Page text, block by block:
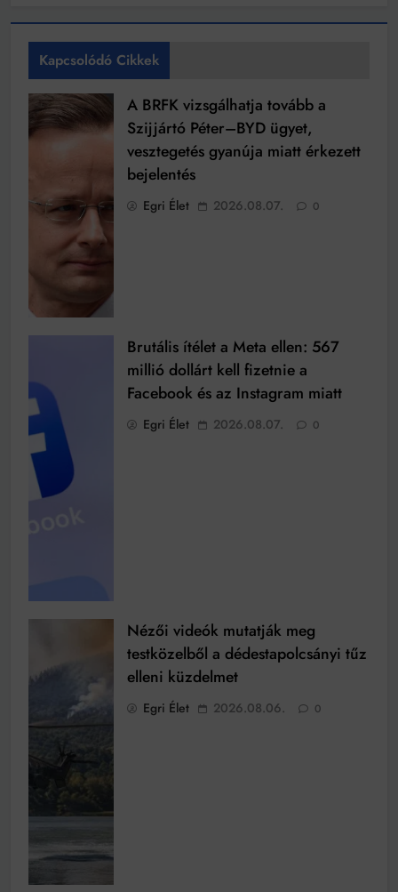
Kapcsolódó Cikkek
A BRFK vizsgálhatja tovább a
Szijjártó Péter–BYD ügyet,
vesztegetés gyanúja miatt érkezett
bejelentés
Egri Élet 2026.08.07. 0
Brutális ítélet a Meta ellen: 567
millió dollárt kell fizetnie a
Facebook és az Instagram miatt
Egri Élet 2026.08.07. 0
Nézői videók mutatják meg
testközelből a dédestapolcsányi tűz
elleni küzdelmet
Egri Élet 2026.08.06. 0